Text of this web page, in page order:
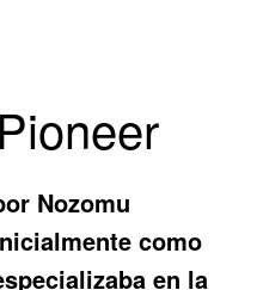
Nozomu
como
en la